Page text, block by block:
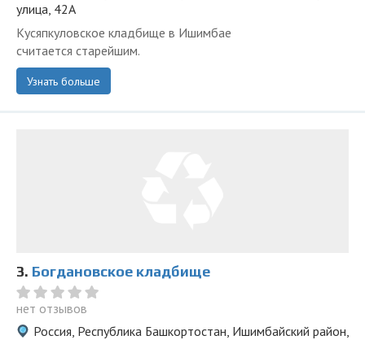
улица, 42А
Кусяпкуловское кладбище в Ишимбае
считается старейшим.
Узнать больше
3. Богдановское кладбище
нет отзывов
Россия, Республика Башкортостан, Ишимбайский район,